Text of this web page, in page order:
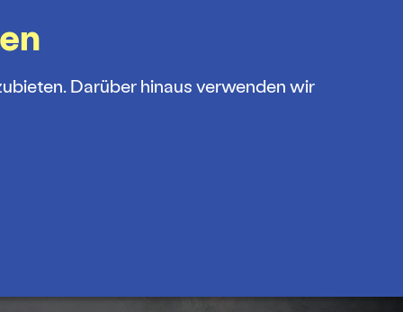
FÖRDERVEREIN MENÜ
Abos
Darüber hinaus verwenden wir